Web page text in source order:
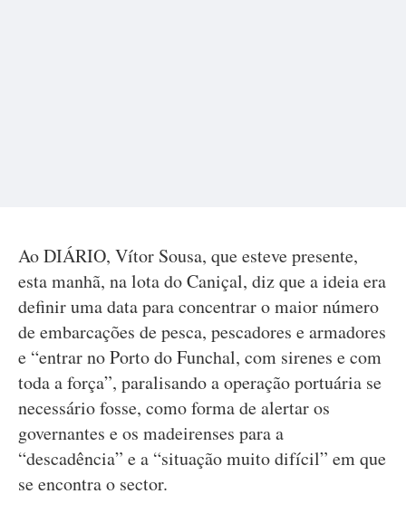
Ao DIÁRIO, Vítor Sousa, que esteve presente,
esta manhã, na lota do Caniçal, diz que a ideia era
definir uma data para concentrar o maior número
de embarcações de pesca, pescadores e armadores
e “entrar no Porto do Funchal, com sirenes e com
toda a força”, paralisando a operação portuária se
necessário fosse, como forma de alertar os
governantes e os madeirenses para a
“descadência” e a “situação muito difícil” em que
se encontra o sector.